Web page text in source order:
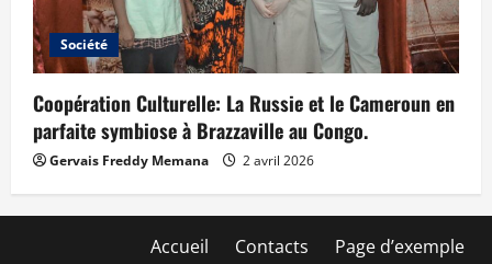
Société
Coopération Culturelle: La Russie et le Cameroun en
parfaite symbiose à Brazzaville au Congo.
Gervais Freddy Memana 2 avril 2026
Accueil Contacts Page d’exemple